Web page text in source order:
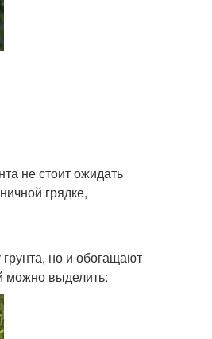
не стоит ожидать
грядке,
но и обогащают
можно выделить: